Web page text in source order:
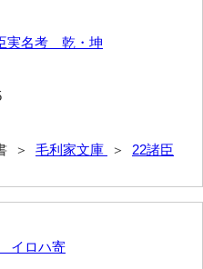
実名考 乾・坤
＞ 毛利家文庫 ＞ 22諸臣
イロハ寄